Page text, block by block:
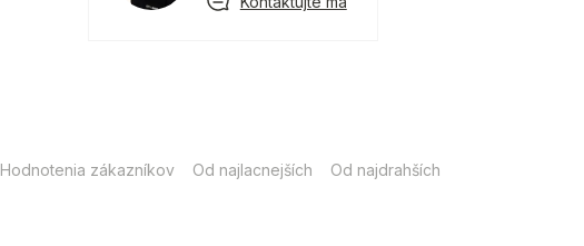
Hodnotenia zákazníkov Od najlacnejších Od najdrahších